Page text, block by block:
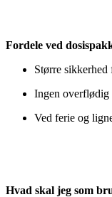
Fordele ved
Større
Ingen overflødig
Ved ferie og
Hvad skal jeg som